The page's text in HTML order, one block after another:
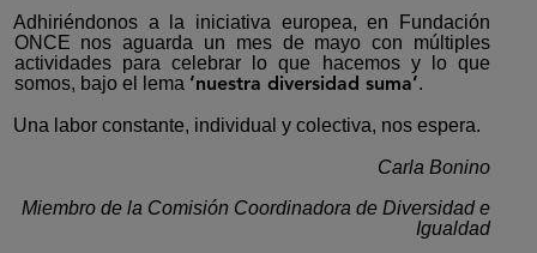
Adhiriéndonos a la iniciativa europea, en Fundación
ONCE nos aguarda un mes de mayo con múltiples
actividades para celebrar lo que hacemos y lo que
somos, bajo el lema ‘nuestra diversidad suma’.
Una labor constante, individual y colectiva, nos espera.
Carla Bonino
Miembro de la Comisión Coordinadora de Diversidad e
Igualdad